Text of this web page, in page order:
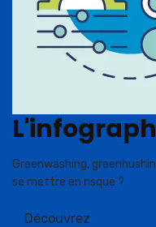
Greenwashing,
se mettre en risque ?
Découvrez